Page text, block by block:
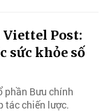
Viettel Post:
sức khỏe số
phần Bưu chính
tác chiến lược.